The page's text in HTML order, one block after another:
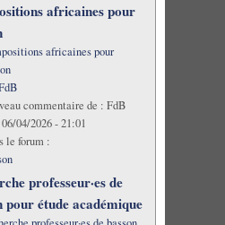
africaines pour
africaines pour
commentaire de : FdB
06/04/2026 - 21:01
le forum :
professeur·es de
pour étude académique